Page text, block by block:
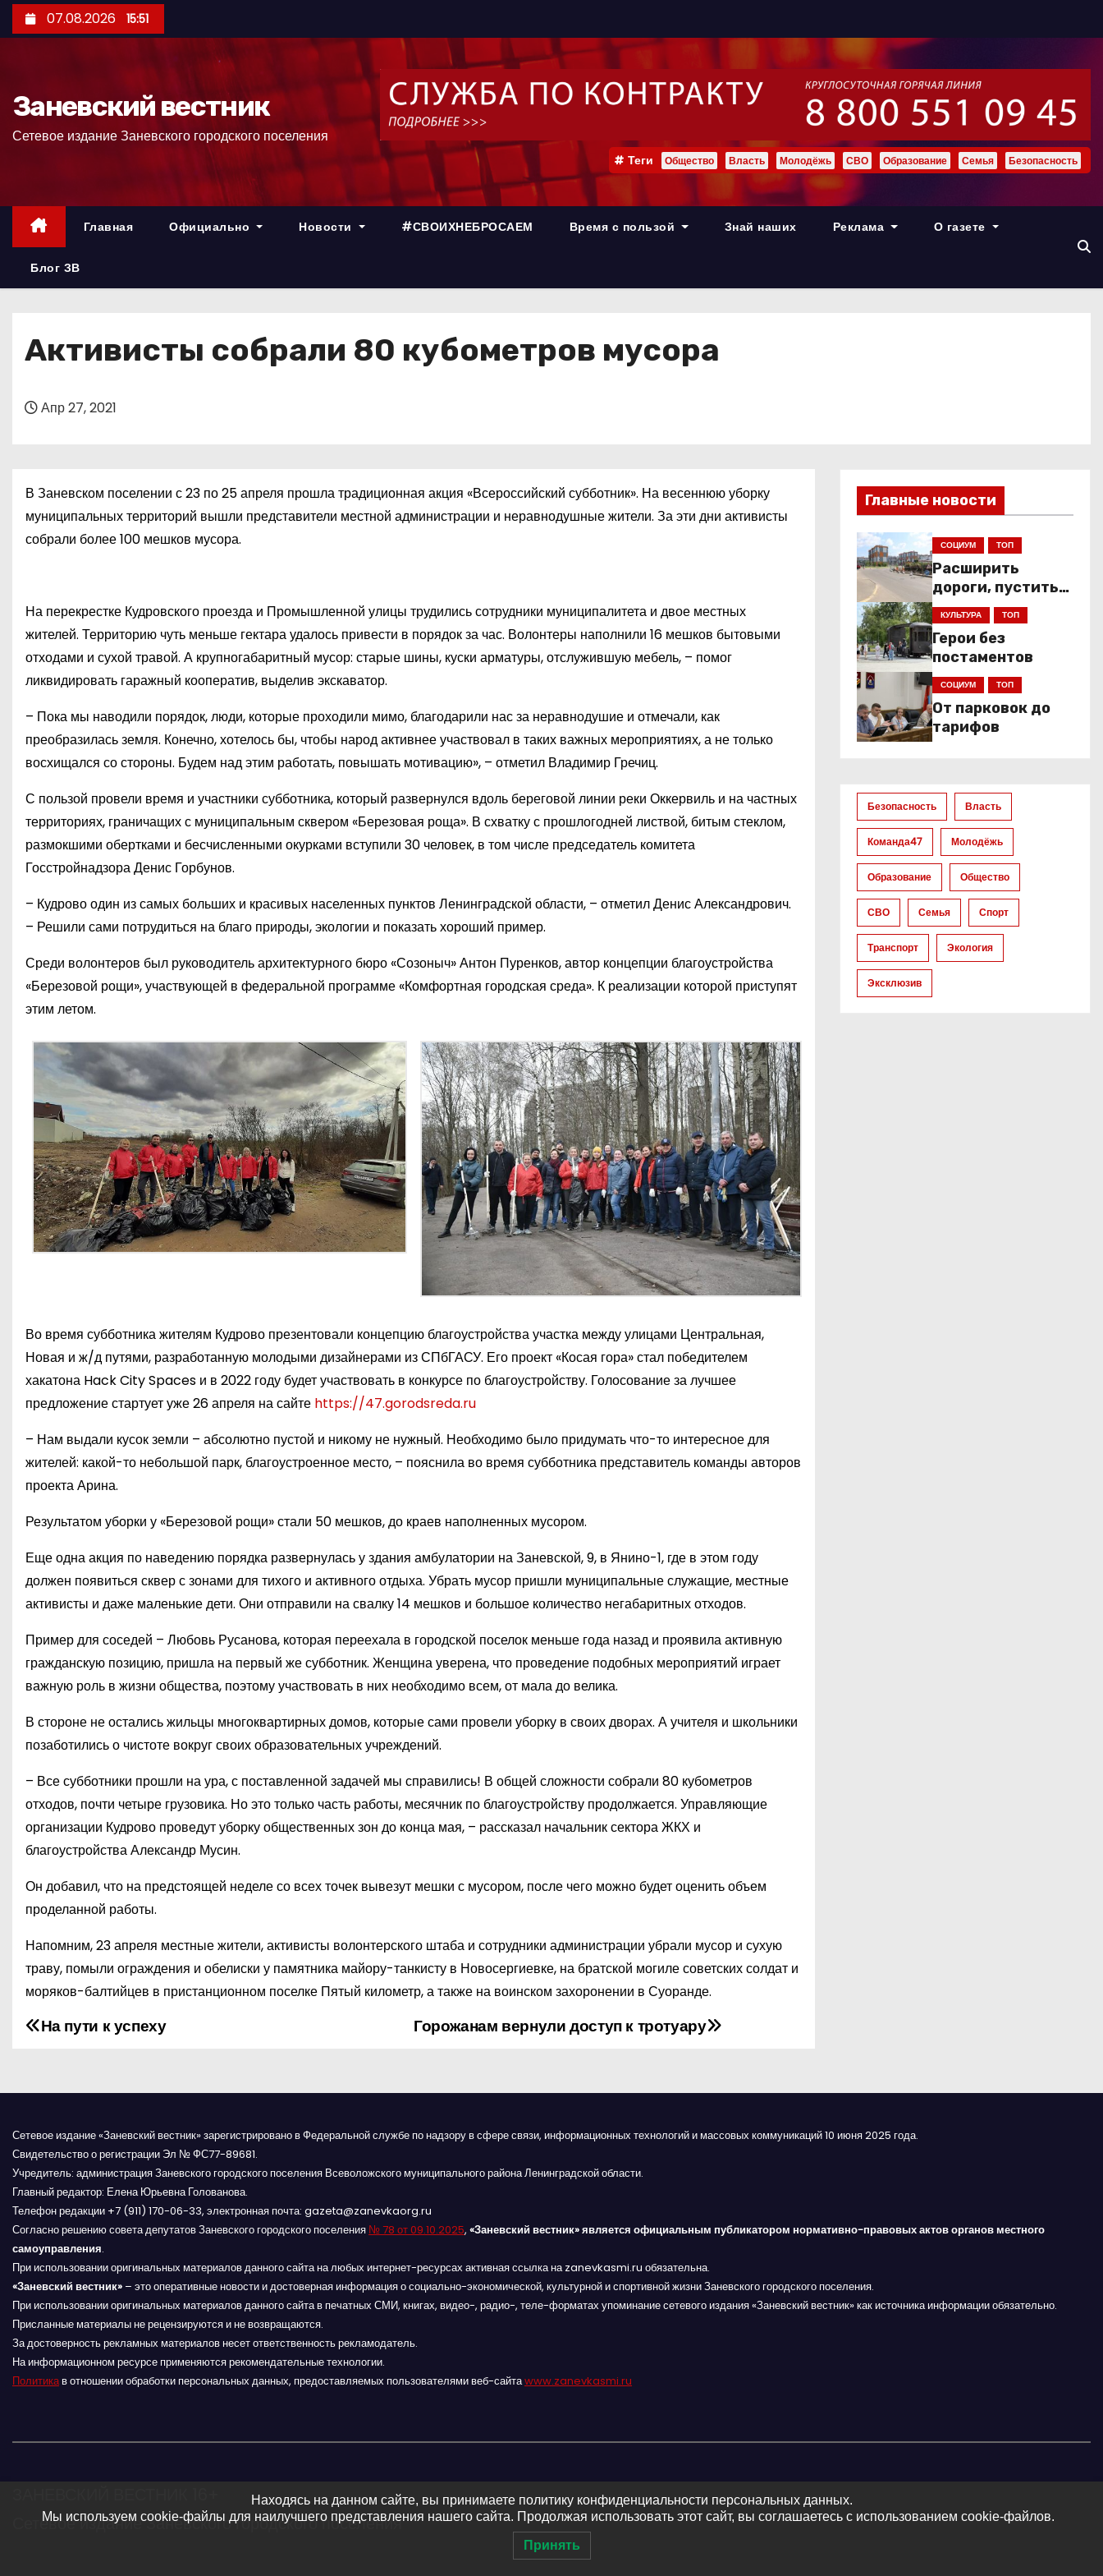
е
р
07.08.2026 15:51
Заневский вестник
Сетевое издание Заневского городского поселения
Теги Общество Власть Молодёжь СВО Образование Семья Безопасность
Главная Официально Новости #СВОИХНЕБРОСАЕМ Время с пользой Знай наших Реклама О газете
Блог ЗВ
Активисты собрали 80 кубометров мусора
Апр 27, 2021
В Заневском поселении с 23 по 25 апреля прошла традиционная акция «Всероссийский субботник». На весеннюю уборку
муниципальных территорий вышли представители местной администрации и неравнодушные жители. За эти дни активисты
собрали более 100 мешков мусора.
На перекрестке Кудровского проезда и Промышленной улицы трудились сотрудники муниципалитета и двое местных
жителей. Территорию чуть меньше гектара удалось привести в порядок за час. Волонтеры наполнили 16 мешков бытовыми
отходами и сухой травой. А крупногабаритный мусор: старые шины, куски арматуры, отслужившую мебель, – помог
ликвидировать гаражный кооператив, выделив экскаватор.
– Пока мы наводили порядок, люди, которые проходили мимо, благодарили нас за неравнодушие и отмечали, как
преобразилась земля. Конечно, хотелось бы, чтобы народ активнее участвовал в таких важных мероприятиях, а не только
восхищался со стороны. Будем над этим работать, повышать мотивацию», – отметил Владимир Гречиц.
С пользой провели время и участники субботника, который развернулся вдоль береговой линии реки Оккервиль и на частных
территориях, граничащих с муниципальным сквером «Березовая роща». В схватку с прошлогодней листвой, битым стеклом,
размокшими обертками и бесчисленными окурками вступили 30 человек, в том числе председатель комитета
Госстройнадзора Денис Горбунов.
– Кудрово один из самых больших и красивых населенных пунктов Ленинградской области, – отметил Денис Александрович.
– Решили сами потрудиться на благо природы, экологии и показать хороший пример.
Среди волонтеров был руководитель архитектурного бюро «Созоныч» Антон Пуренков, автор концепции благоустройства
«Березовой рощи», участвующей в федеральной программе «Комфортная городская среда». К реализации которой приступят
этим летом.
Во время субботника жителям Кудрово презентовали концепцию благоустройства участка между улицами Центральная,
Новая и ж/д путями, разработанную молодыми дизайнерами из СПбГАСУ. Его проект «Косая гора» стал победителем
хакатона Hack City Spaces и в 2022 году будет участвовать в конкурсе по благоустройству. Голосование за лучшее
предложение стартует уже 26 апреля на сайте https://47.gorodsreda.ru
– Нам выдали кусок земли – абсолютно пустой и никому не нужный. Необходимо было придумать что-то интересное для
жителей: какой-то небольшой парк, благоустроенное место, – пояснила во время субботника представитель команды авторов
проекта Арина.
Результатом уборки у «Березовой рощи» стали 50 мешков, до краев наполненных мусором.
Еще одна акция по наведению порядка развернулась у здания амбулатории на Заневской, 9, в Янино-1, где в этом году
должен появиться сквер с зонами для тихого и активного отдыха. Убрать мусор пришли муниципальные служащие, местные
активисты и даже маленькие дети. Они отправили на свалку 14 мешков и большое количество негабаритных отходов.
Пример для соседей – Любовь Русанова, которая переехала в городской поселок меньше года назад и проявила активную
гражданскую позицию, пришла на первый же субботник. Женщина уверена, что проведение подобных мероприятий играет
важную роль в жизни общества, поэтому участвовать в них необходимо всем, от мала до велика.
В стороне не остались жильцы многоквартирных домов, которые сами провели уборку в своих дворах. А учителя и школьники
позаботились о чистоте вокруг своих образовательных учреждений.
– Все субботники прошли на ура, с поставленной задачей мы справились! В общей сложности собрали 80 кубометров
отходов, почти четыре грузовика. Но это только часть работы, месячник по благоустройству продолжается. Управляющие
организации Кудрово проведут уборку общественных зон до конца мая, – рассказал начальник сектора ЖКХ и
благоустройства Александр Мусин.
Он добавил, что на предстоящей неделе со всех точек вывезут мешки с мусором, после чего можно будет оценить объем
проделанной работы.
Напомним, 23 апреля местные жители, активисты волонтерского штаба и сотрудники администрации убрали мусор и сухую
траву, помыли ограждения и обелиски у памятника майору-танкисту в Новосергиевке, на братской могиле советских солдат и
моряков-балтийцев в пристанционном поселке Пятый километр, а также на воинском захоронении в Суоранде.
Н
в
и
г
а
ц
и
я
п
о
а
п
Горожанам вернули доступ к тротуару
На пути к успеху
Главные новости
СОЦИУМ ТОП
Расширить
дороги, пустить
низкопольники
КУЛЬТУРА ТОП
Герои без
постаментов
СОЦИУМ ТОП
От парковок до
тарифов
Безопасность Власть
Команда47 Молодёжь
Образование Общество
СВО Семья Спорт
Транспорт Экология
Эксклюзив
Сетевое издание «Заневский вестник» зарегистрировано в Федеральной службе по надзору в сфере связи, информационных технологий и массовых коммуникаций 10 июня 2025 года.
Свидетельство о регистрации Эл № ФС77-89681.
Учредитель: администрация Заневского городского поселения Всеволожского муниципального района Ленинградской области.
Главный редактор: Елена Юрьевна Голованова.
Телефон редакции +7 (911) 170-06-33, электронная почта: gazeta@zanevkaorg.ru
Согласно решению совета депутатов Заневского городского поселения № 78 от 09.10.2025, «Заневский вестник» является официальным публикатором нормативно-правовых актов органов местного
самоуправления.
При использовании оригинальных материалов данного сайта на любых интернет-ресурсах активная ссылка на zanevkasmi.ru обязательна.
«Заневский вестник» – это оперативные новости и достоверная информация о социально-экономической, культурной и спортивной жизни Заневского городского поселения.
При использовании оригинальных материалов данного сайта в печатных СМИ, книгах, видео-, радио-, теле-форматах упоминание сетевого издания «Заневский вестник» как источника информации обязательно.
Присланные материалы не рецензируются и не возвращаются.
За достоверность рекламных материалов несет ответственность рекламодатель.
На информационном ресурсе применяются рекомендательные технологии.
Политикав отношении обработки персональных данных, предоставляемых пользователями веб-сайтаwww.zanevkasmi.ru
Сетевое издание Заневского городского поселения
Находясь на данном сайте, вы принимаете политику конфиденциальности персональных данных.
Мы используем cookie-файлы для наилучшего представления нашего сайта. Продолжая использовать этот сайт, вы соглашаетесь с использованием cookie-файлов.
Принять